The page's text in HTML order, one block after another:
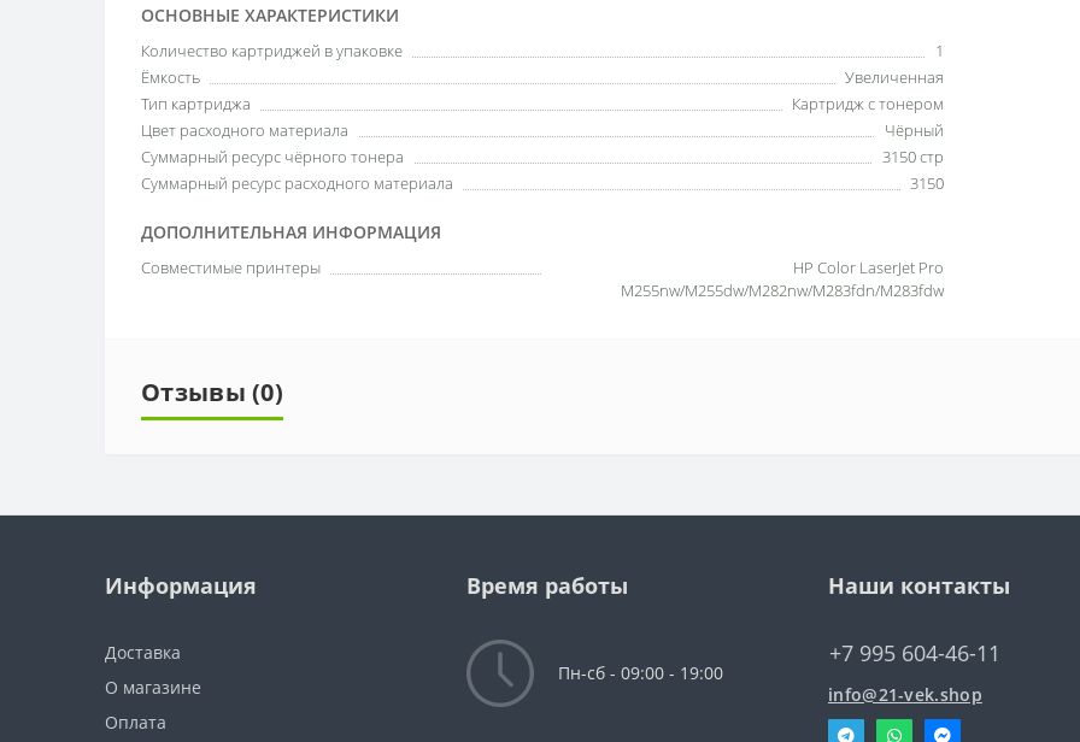
ОСНОВНЫЕ ХАРАКТЕРИСТИКИ
Количество картриджей в упаковке
1
Ёмкость
Увеличенная
Тип картриджа
Картридж с тонером
Цвет расходного материала
Чёрный
Суммарный ресурс чёрного тонера
3150 стр
Суммарный ресурс расходного материала
3150
ДОПОЛНИТЕЛЬНАЯ ИНФОРМАЦИЯ
Совместимые принтеры
HP Color LaserJet Pro
M255nw/M255dw/M282nw/M283fdn/M283fdw
Отзывы (0)
Информация
Доставка
О магазине
Оплата
Время работы
Пн-сб - 09:00 - 19:00
Наши контакты
+7 995 604-46-11
info@21-vek.shop